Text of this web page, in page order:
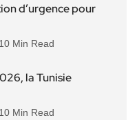
d’urgence pour
10 Min Read
la Tunisie
10 Min Read